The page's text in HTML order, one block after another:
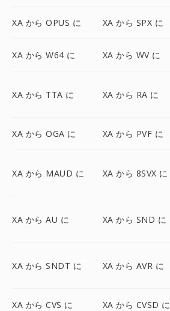
XA から OPUS に XA から SPX に
XA から W64 に XA から WV に
XA から TTA に XA から RA に
XA から OGA に XA から PVF に
XA から MAUD に XA から 8SVX に
XA から AU に XA から SND に
XA から SNDT に XA から AVR に
XA から CVS に XA から CVSD に